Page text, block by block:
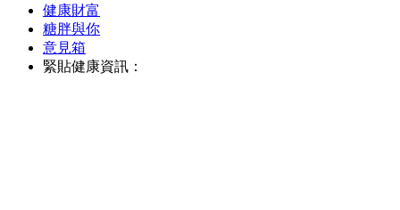
健康財富
糖胖與你
意見箱
緊貼健康資訊：